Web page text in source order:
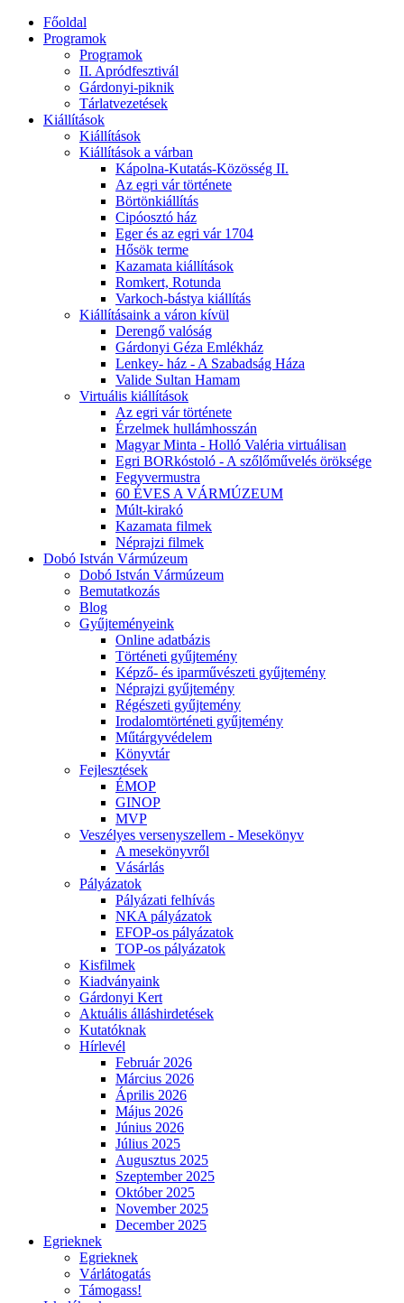
Főoldal
Programok
Programok
II. Apródfesztivál
Gárdonyi-piknik
Tárlatvezetések
Kiállítások
Kiállítások
Kiállítások a várban
Kápolna-Kutatás-Közösség II.
Az egri vár története
Börtönkiállítás
Cipóosztó ház
Eger és az egri vár 1704
Hősök terme
Kazamata kiállítások
Romkert, Rotunda
Varkoch-bástya kiállítás
Kiállításaink a váron kívül
Derengő valóság
Gárdonyi Géza Emlékház
Lenkey- ház - A Szabadság Háza
Valide Sultan Hamam
Virtuális kiállítások
Az egri vár története
Érzelmek hullámhosszán
Magyar Minta - Holló Valéria virtuálisan
Egri BORkóstoló - A szőlőművelés öröksége
Fegyvermustra
60 ÉVES A VÁRMÚZEUM
Múlt-kirakó
Kazamata filmek
Néprajzi filmek
Dobó István Vármúzeum
Dobó István Vármúzeum
Bemutatkozás
Blog
Gyűjteményeink
Online adatbázis
Történeti gyűjtemény
Képző- és iparművészeti gyűjtemény
Néprajzi gyűjtemény
Régészeti gyűjtemény
Irodalomtörténeti gyűjtemény
Műtárgyvédelem
Könyvtár
Fejlesztések
ÉMOP
GINOP
MVP
Veszélyes versenyszellem - Mesekönyv
A mesekönyvről
Vásárlás
Pályázatok
Pályázati felhívás
NKA pályázatok
EFOP-os pályázatok
TOP-os pályázatok
Kisfilmek
Kiadványaink
Gárdonyi Kert
Aktuális álláshirdetések
Kutatóknak
Hírlevél
Február 2026
Március 2026
Április 2026
Május 2026
Június 2026
Július 2025
Augusztus 2025
Szeptember 2025
Október 2025
November 2025
December 2025
Egrieknek
Egrieknek
Várlátogatás
Támogass!